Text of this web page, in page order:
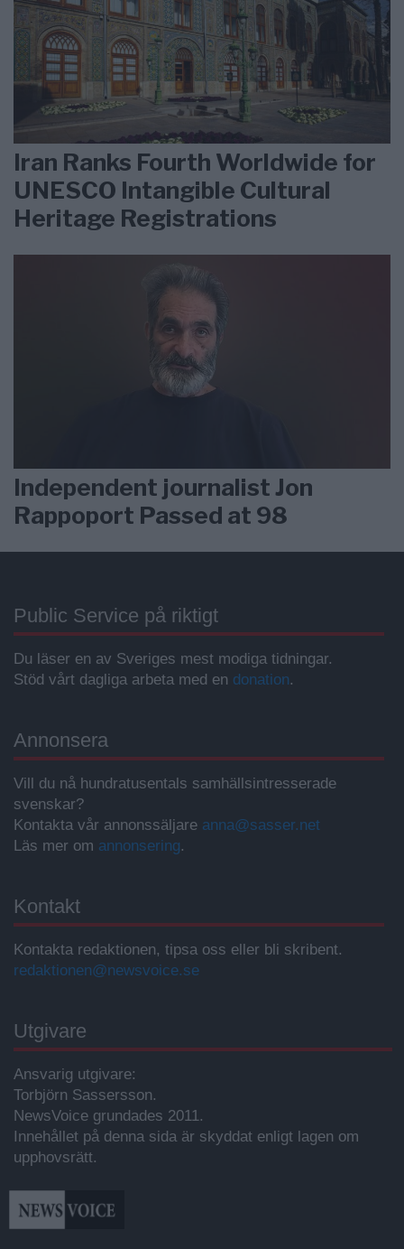
Iran Ranks Fourth Worldwide for
UNESCO Intangible Cultural
Heritage Registrations
Independent journalist Jon
Rappoport Passed at 98
Public Service på riktigt
Du läser en av Sveriges mest modiga tidningar.
Stöd vårt dagliga arbeta med en donation.
Annonsera
Vill du nå hundratusentals samhällsintresserade
svenskar?
Kontakta vår annonssäljare anna@sasser.net
Läs mer om annonsering.
Kontakt
Kontakta redaktionen, tipsa oss eller bli skribent.
redaktionen@newsvoice.se
Utgivare
Ansvarig utgivare:
Torbjörn Sassersson.
NewsVoice grundades 2011.
Innehållet på denna sida är skyddat enligt lagen om
upphovsrätt.